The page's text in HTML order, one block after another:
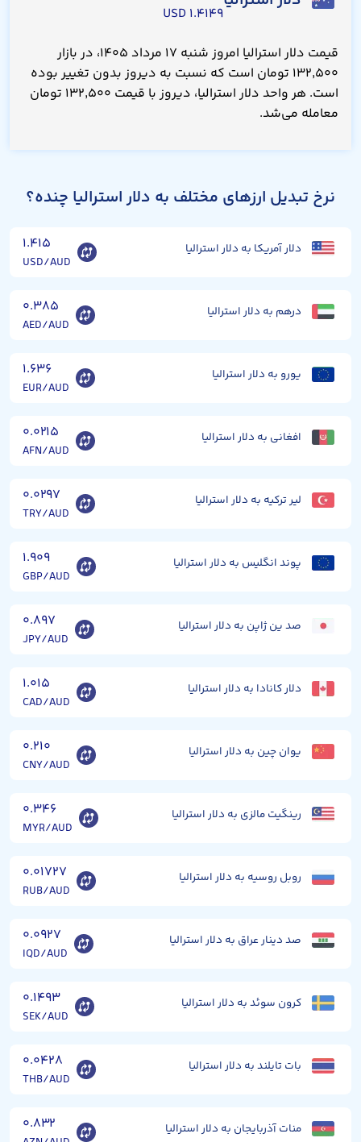
۱.۴۱۴۹ USD
قیمت دلار استرالیا امروز شنبه ۱۷ مرداد ۱۴۰۵، در بازار
۱۳۲,۵۰۰ تومان است که نسبت به دیروز بدون تغییر بوده
است. هر واحد دلار استرالیا، دیروز با قیمت ۱۳۲,۵۰۰ تومان
معامله می‌شد.
نرخ تبدیل ارزهای مختلف به دلار استرالیا چنده؟
دلار آمریکا به دلار استرالیا ۱.۴۱۵
USD/AUD
درهم به دلار استرالیا ۰.۳۸۵
AED/AUD
یورو به دلار استرالیا ۱.۶۳۶
EUR/AUD
افغانی به دلار استرالیا ۰.۰۲۱۵
AFN/AUD
لیر ترکیه به دلار استرالیا ۰.۰۲۹۷
TRY/AUD
پوند انگلیس به دلار استرالیا ۱.۹۰۹
GBP/AUD
صد ین ژاپن به دلار استرالیا ۰.۸۹۷
JPY/AUD
دلار کانادا به دلار استرالیا ۱.۰۱۵
CAD/AUD
یوان چین به دلار استرالیا ۰.۲۱۰
CNY/AUD
رینگیت مالزی به دلار استرالیا ۰.۳۴۶
MYR/AUD
روبل روسیه به دلار استرالیا ۰.۰۱۷۲۷
RUB/AUD
صد دینار عراق به دلار استرالیا ۰.۰۹۲۷
IQD/AUD
کرون سوئد به دلار استرالیا ۰.۱۴۹۳
SEK/AUD
بات تایلند به دلار استرالیا ۰.۰۴۲۸
THB/AUD
منات آذربایجان به دلار استرالیا ۰.۸۳۲